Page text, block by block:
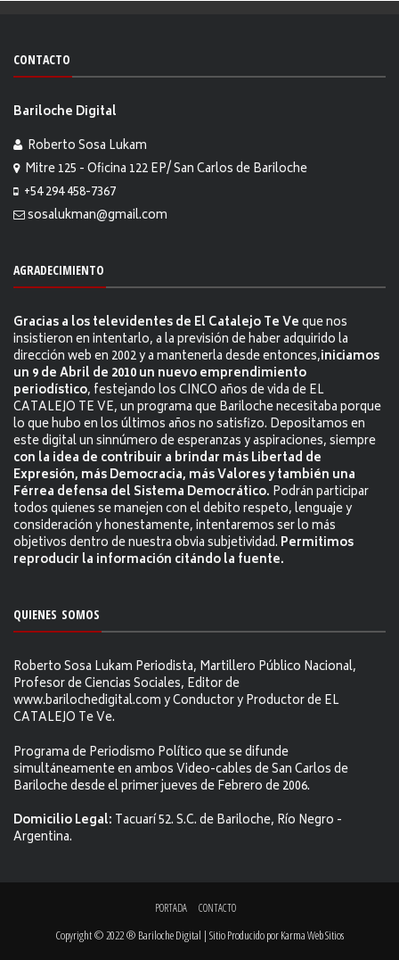
CONTACTO
Bariloche Digital
Roberto Sosa Lukam
Mitre 125 - Oficina 122 EP/ San Carlos de Bariloche
+54 294 458-7367
sosalukman@gmail.com
AGRADECIMIENTO
Gracias a los televidentes de El Catalejo Te Veque nos
insistieron en intentarlo, a la previsión de haber adquirido la
dirección web en 2002 y a mantenerla desde entonces,iniciamos
un 9 de Abril de 2010 un nuevo emprendimiento
periodístico, festejando los CINCO años de vida de EL
CATALEJO TE VE, un programa que Bariloche necesitaba porque
lo que hubo en los últimos años no satisfizo. Depositamos en
este digital un sinnúmero de esperanzas y aspiraciones, siempre
con la idea de contribuir a brindar más Libertad de
Expresión, más Democracia, más Valores y también una
Férrea defensa del Sistema Democrático. Podrán participar
todos quienes se manejen con el debito respeto, lenguaje y
consideración y honestamente, intentaremos ser lo más
objetivos dentro de nuestra obvia subjetividad. Permitimos
reproducir la información citándo la fuente.
QUIENES SOMOS
Roberto Sosa Lukam Periodista, Martillero Público Nacional,
Profesor de Ciencias Sociales, Editor de
www.barilochedigital.com y Conductor y Productor de EL
CATALEJO Te Ve.
Programa de Periodismo Político que se difunde
simultáneamente en ambos Video-cables de San Carlos de
Bariloche desde el primer jueves de Febrero de 2006.
Domicilio Legal: Tacuarí 52. S.C. de Bariloche, Río Negro -
Argentina.
PORTADA CONTACTO
Copyright © 2022 ® Bariloche Digital | Sitio Producido porKarma Web Sitios